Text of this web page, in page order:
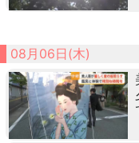
08月06日(木)